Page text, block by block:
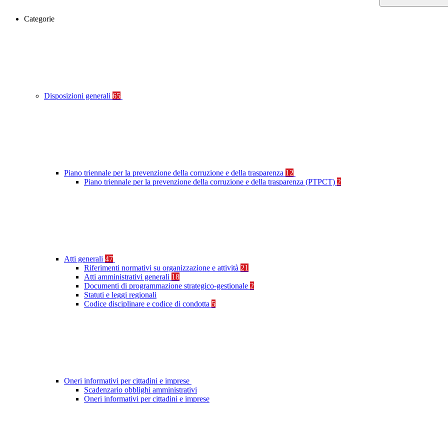
Categorie
Disposizioni generali 65
Piano triennale per la prevenzione della corruzione e della trasparenza 12
Piano triennale per la prevenzione della corruzione e della trasparenza (PTPCT) 2
Atti generali 47
Riferimenti normativi su organizzazione e attività 21
Atti amministrativi generali 18
Documenti di programmazione strategico-gestionale 2
Statuti e leggi regionali
Codice disciplinare e codice di condotta 5
Oneri informativi per cittadini e imprese
Scadenzario obblighi amministrativi
Oneri informativi per cittadini e imprese